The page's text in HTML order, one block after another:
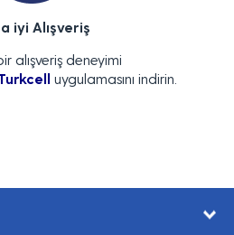
iyi Alışveriş
alışveriş deneyimi
uygulamasını indirin.